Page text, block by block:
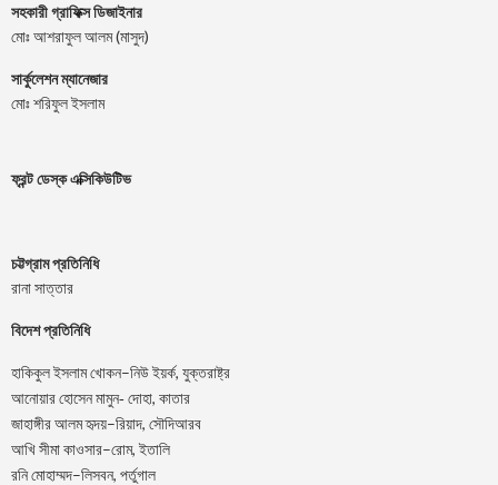
সহকারী গ্রাফিক্স ডিজাইনার
মোঃ আশরাফুল আলম (মাসুদ)
সার্কুলেশন ম্যানেজার
মোঃ শরিফুল ইসলাম
ফ্রন্ট ডেস্ক এক্সিকিউটিভ
চট্টগ্রাম প্রতিনিধি
রানা সাত্তার
বিদেশ প্রতিনিধি
হাকিকুল ইসলাম খোকন–নিউ ইয়র্ক, যুক্তরাষ্ট্র
আনোয়ার হোসেন মামুন- দোহা, কাতার
জাহাঙ্গীর আলম হৃদয়–রিয়াদ, সৌদিআরব
আখি সীমা কাওসার–রোম,ইতালি
রনি মোহাম্মদ–লিসবন, পর্তুগাল